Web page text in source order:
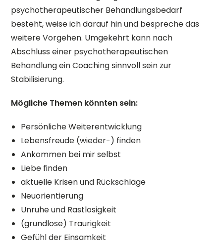
psychotherapeutischer Behandlungsbedarf
besteht, weise ich darauf hin und bespreche das
weitere Vorgehen. Umgekehrt kann nach
Abschluss einer psychotherapeutischen
Behandlung ein Coaching sinnvoll sein zur
Stabilisierung.
Mögliche Themen könnten sein:
Persönliche Weiterentwicklung
Lebensfreude (wieder-) finden
Ankommen bei mir selbst
Liebe finden
aktuelle Krisen und Rückschläge
Neuorientierung
Unruhe und Rastlosigkeit
(grundlose) Traurigkeit
Gefühl der Einsamkeit